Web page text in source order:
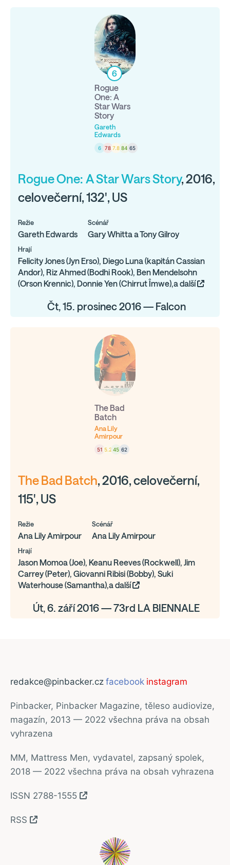
6
Rogue
One: A
Star Wars
Story
Gareth
Edwards
6 78 7.8 84 65
Rogue One: A Star Wars Story, 2016,
celovečerní, 132', US
Režie
Gareth Edwards
Scénář
Gary Whitta a Tony Gilroy
Hrají
Felicity Jones (Jyn Erso), Diego Luna (kapitán Cassian
Andor), Riz Ahmed (Bodhi Rook), Ben Mendelsohn
(Orson Krennic), Donnie Yen (Chirrut Îmwe),a další
Čt, 15. prosinec 2016 — Falcon
The Bad
Batch
Ana Lily
Amirpour
51 5.2 45 62
The Bad Batch, 2016, celovečerní,
115', US
Režie
Ana Lily Amirpour
Scénář
Ana Lily Amirpour
Hrají
Jason Momoa (Joe), Keanu Reeves (Rockwell), Jim
Carrey (Peter), Giovanni Ribisi (Bobby), Suki
Waterhouse (Samantha),a další
Út, 6. září 2016 — 73rd LA BIENNALE
redakce@pinbacker.cz facebook instagram
Pinbacker, Pinbacker Magazine, těleso audiovize,
magazín, 2013 — 2022 všechna práva na obsah
vyhrazena
MM, Mattress Men, vydavatel, zapsaný spolek,
2018 — 2022 všechna práva na obsah vyhrazena
ISSN 2788-1555
RSS